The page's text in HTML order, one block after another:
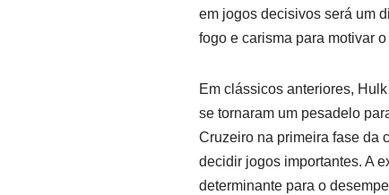
em jogos decisivos será um
fogo e carisma para motivar
Em clássicos anteriores,
se tornaram um pesadelo
Cruzeiro na primeira fase da
decidir jogos importantes. A
determinante para o